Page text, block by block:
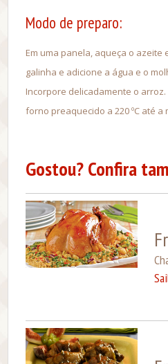
Modo de preparo:
Em uma panela, aqueça o
galinha e adicione a água e o
Incorpore delicadamente o
forno preaquecido a 220 ºC até
Gostou? Confira